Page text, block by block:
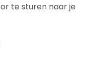
te sturen naar je